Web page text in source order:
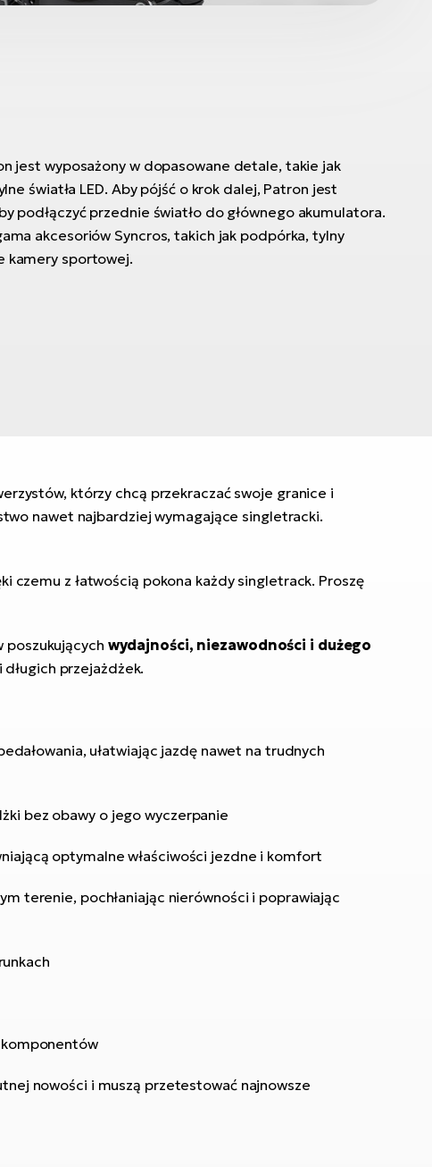
jest wyposażony w dopasowane detale, takie jak
światła LED. Aby pójść o krok dalej, Patron jest
podłączyć przednie światło do głównego akumulatora.
akcesoriów Syncros, takich jak podpórka, tylny
kamery sportowej.
którzy chcą przekraczać swoje granice i
nawet najbardziej wymagające singletracki.
czemu z łatwością pokona każdy singletrack. Proszę
wydajności, niezawodności i dużego
przejażdżek.
ułatwiając jazdę nawet na trudnych
bez obawy o jego wyczerpanie
optymalne właściwości jezdne i komfort
terenie, pochłaniając nierówności i poprawiając
nowości i muszą przetestować najnowsze